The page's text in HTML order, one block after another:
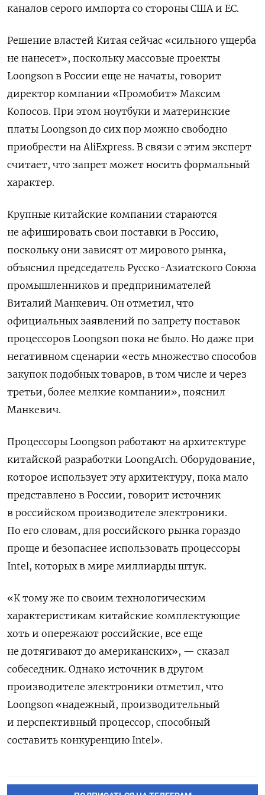
каналов серого импорта со стороны США и ЕС.
Решение властей Китая сейчас «сильного ущерба
не нанесет», поскольку массовые проекты
Loongson в России еще не начаты, говорит
директор компании «Промобит» Максим
Копосов. При этом ноутбуки и материнские
платы Loongson до сих пор можно свободно
приобрести на AliExpress. В связи с этим эксперт
считает, что запрет может носить формальный
характер.
Крупные китайские компании стараются
не афишировать свои поставки в Россию,
поскольку они зависят от мирового рынка,
объяснил председатель Русско-Азиатского Союза
промышленников и предпринимателей
Виталий Манкевич. Он отметил, что
официальных заявлений по запрету поставок
процессоров Loongson пока не было. Но даже при
негативном сценарии «есть множество способов
закупок подобных товаров, в том числе и через
третьи, более мелкие компании», пояснил
Манкевич.
Процессоры Loongson работают на архитектуре
китайской разработки LoongArch. Оборудование,
которое использует эту архитектуру, пока мало
представлено в России, говорит источник
в российском производителе электроники.
По его словам, для российского рынка гораздо
проще и безопаснее использовать процессоры
Intel, которых в мире миллиарды штук.
«К тому же по своим технологическим
характеристикам китайские комплектующие
хоть и опережают российские, все еще
не дотягивают до американских», — сказал
собеседник. Однако источник в другом
производителе электроники отметил, что
Loongson «надежный, производительный
и перспективный процессор, способный
составить конкуренцию Intel».